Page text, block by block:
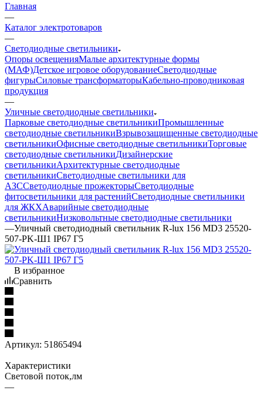
Главная
—
Каталог электротоваров
—
Светодиодные светильники
Опоры освещенияМалые архитектурные формы
(МАФ)Детское игровое оборудованиеСветодиодные
фигурыСиловые трансформаторыКабельно-проводниковая
продукция
—
Уличные светодиодные светильники
Парковые светодиодные светильникиПромышленные
светодиодные светильникиВзрывозащищенные светодиодные
светильникиОфисные светодиодные светильникиТорговые
светодиодные светильникиДизайнерские
светильникиАрхитектурные светодиодные
светильникиСветодиодные светильники для
АЗССветодиодные прожекторыСветодиодные
фитосветильники для растенийСветодиодные светильники
для ЖКХАварийные светодиодные
светильникиНизковольтные светодиодные светильники
—Уличный светодиодный светильник R-lux 156 MD3 25520-
507-PK-Ш1 IP67 Г5
В избранное
Сравнить
Артикул: 51865494
Характеристики
Световой поток,лм
—